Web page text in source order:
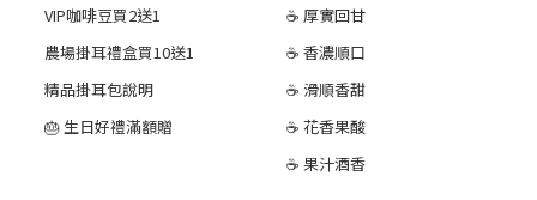
VIP咖啡豆買2送1
農場掛耳禮盒買10送1
精品掛耳包說明
🎂 生日好禮滿額贈
☕ 厚實回甘
☕ 香濃順口
☕ 滑順香甜
☕ 花香果酸
☕ 果汁酒香